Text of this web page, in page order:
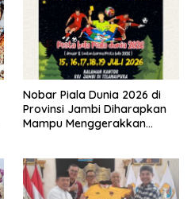
Nobar Piala Dunia 2026 di
Provinsi Jambi Diharapkan
Mampu Menggerakkan